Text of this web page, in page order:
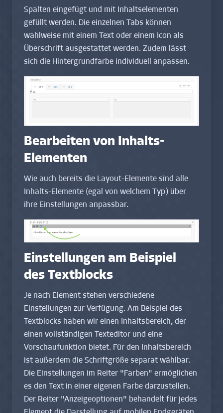
Spalten eingefügt und mit Inhaltselementen
gefüllt werden. Die einzelnen Tabs können
wahlweise mit einem Text oder einem Icon als
Überschrift ausgestattet werden. Zudem lässt
sich die Hintergrundfarbe individuell anpassen.
Bearbeiten von Inhalts-
Elementen
Wie auch bereits die Layout-Elemente sind alle
Inhalts-Elemente (egal von welchem Typ) über
ihre Einstellungen anpassbar.
Einstellungen am Beispiel
des Textblocks
Je nach Element stehen verschiedene
Einstellungen zur Verfügung. Am Beispiel des
Textblocks haben wir einen Inhaltsbereich, der
einen vollständigen Texteditor und eine
Vorschaufunktion bietet. Für den Inhaltsbereich
ist außerdem die Schriftgröße separat wählbar.
Die Einstellungen im Reiter "Farben" ermöglichen
es den Text in einer eigenen Farbe darzustellen.
Der Reiter "Anzeigeoptionen" behandelt für jedes